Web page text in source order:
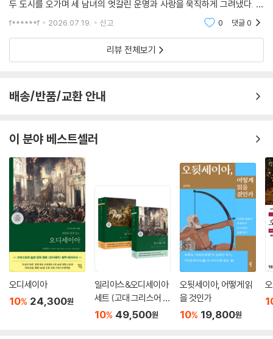
두 도시를 오가며 세 남녀의 엇갈린 운명과 사랑을 묵직하게 그려냈다. 격
동의 시대 속에서 인간이 어디까지 잔인해질 수 있는지, 동시에 어디까지
f******f 2026.07.19. 신고 0 댓글0
리뷰 전체보기
배송/반품/교환 안내
이 분야 베스트셀러
오디세이아
10% 24,300원
일리아스&오디세이아
세트 (고대 그리스어 완
역본)
10% 49,500원
오뒷세이아, 어떻게 읽
을 것인가
10% 19,800원